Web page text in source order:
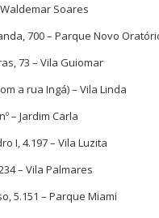
Soares
700 – Parque Novo
73 – Vila Guiomar
a rua Ingá) – Vila Linda
– Jardim Carla
I, 4.197 – Vila Luzita
– Vila Palmares
5.151 – Parque Miami